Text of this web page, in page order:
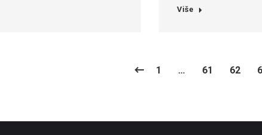
Više
1 … 61 62